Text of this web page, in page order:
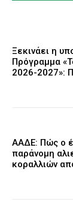
Ξεκινάει η
Πρόγραμμα
2026-2027»:
ΑΑΔΕ: Πώς ο
παράνομη
κοραλλιών